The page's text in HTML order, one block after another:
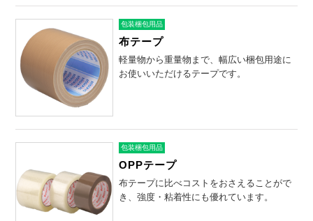
包装梱包用品
布テープ
軽量物から重量物まで、幅広い梱包用途に
お使いいただけるテープです。
包装梱包用品
OPPテープ
布テープに比べコストをおさえることがで
き、強度・粘着性にも優れています。